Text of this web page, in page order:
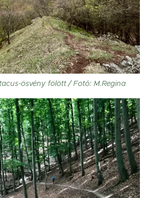
ösvény fölött / Fotó: M.Regina